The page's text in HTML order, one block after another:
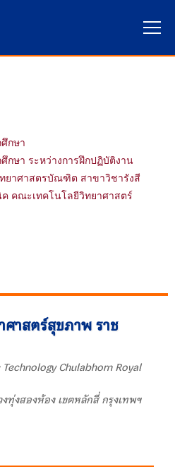
กษา
กษา ระหว่างการฝึกปฏิบัติงาน
ยาศาสตรบัณฑิต สาขาวิชารังสี
ค คณะเทคโนโลยีวิทยาศาสตร์
าสตร์สุขภาพ ราช
Chulabhorn Royal
ทุ่งสองห้อง เขตหลักสี่ กรุงเทพฯ